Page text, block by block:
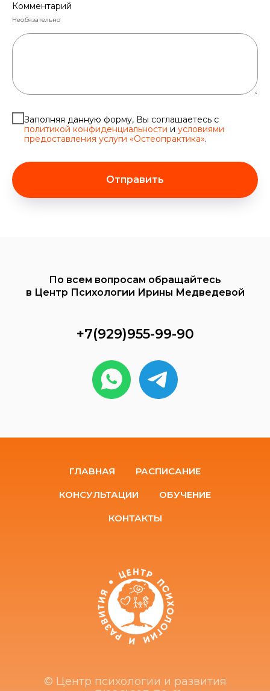
Комментарий
Необязательно
Заполняя данную форму, Вы соглашаетесь с
политикой конфиденциальности и условиями
предоставления услуги «Остеопрактика».
Отправить
По всем вопросам обращайтесь
в Центр Психологии Ирины Медведевой
+7(929)955-99-90
ГЛАВНАЯ РАСПИСАНИЕ
КОНСУЛЬТАЦИИ ОБУЧЕНИЕ
КОНТАКТЫ
© Центр психологии и развития